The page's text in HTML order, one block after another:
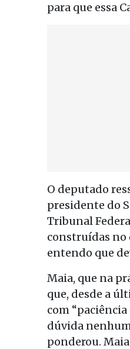
para que essa
O deputado
presidente do
Tribunal
construídas no
entendo que
Maia, que na
que, desde a
com
dúvida
ponderou.